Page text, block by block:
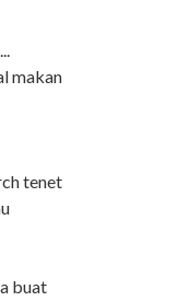
makan
tenet
buat